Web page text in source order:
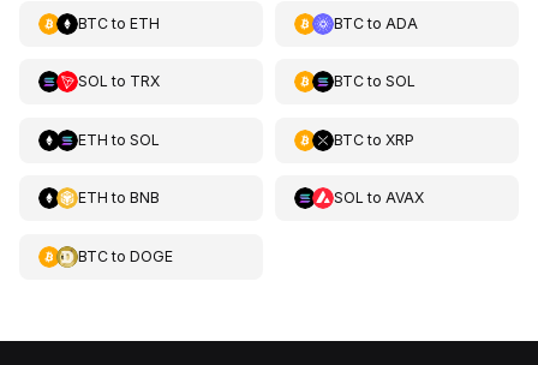
BTCto ETH BTCto ADA
SOL to TRX BTCto SOL
ETH to SOL BTCto XRP
ETH to BNB SOL to AVAX
BTCto DOGE